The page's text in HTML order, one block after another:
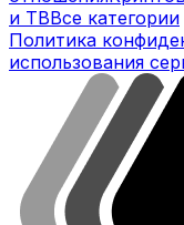
и ТВВсе категории
Политика
использования